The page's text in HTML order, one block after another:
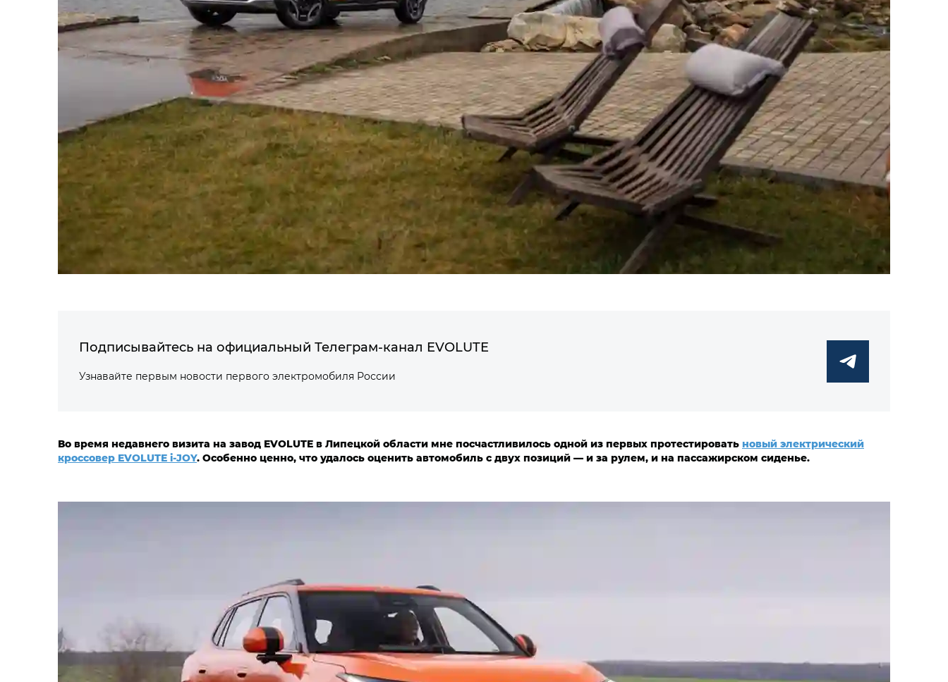
Подписывайтесь на официальный Телеграм-канал EVOLUTE
Узнавайте первым новости первого электромобиля России
Во время недавнего визита на завод EVOLUTE в Липецкой области мне посчастливилось одной из первых протестировать новый электрический
кроссовер EVOLUTE i‑JOY. Особенно ценно, что удалось оценить автомобиль с двух позиций — и за рулем, и на пассажирском сиденье.